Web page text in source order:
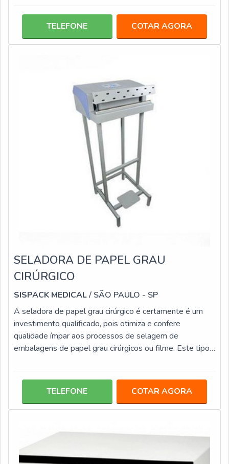
longe do perigo de infecções. Além disso, a autoclave é
torna uma aquisição segura, entre elas: Possui custo
acessível; É compatível com diversos tipos de
TELEFONE COTAR AGORA
SELADORA DE PAPEL GRAU
CIRÚRGICO
SISPACK MEDICAL/ SÃO PAULO - SP
A seladora de papel grau cirúrgico é certamente é um
investimento qualificado, pois otimiza e confere
qualidade ímpar aos processos de selagem de
embalagens de papel grau cirúrgicos ou filme. Este tipo
que fazem da utilização prática, fácil e segura, questões
é um investimento assertivos para ambientes, tais como:
Laboratórios; Clínicas médicas; Consultório
TELEFONE COTAR AGORA